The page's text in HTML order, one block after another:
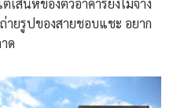
สน่ห์ของตัวอาคารยังไม่จาง
ายรูปของสายชอบแชะ อยาก
ด